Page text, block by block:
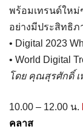
พร้อมเทรนด์ใหม่
อย่างมีประสิทธิภ
• Digital 2023
• World Digital
โดย คุณสุรศักดิ์
10.00 – 12.00 น.
คลาส